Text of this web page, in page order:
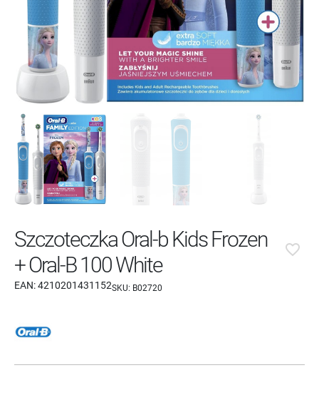
Szczoteczka Oral-b Kids Frozen
+ Oral-B 100 White
EAN:4210201431152SKU: B02720
favorite_border